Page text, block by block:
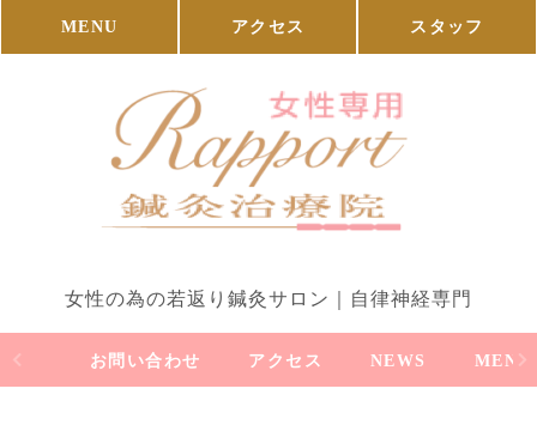
MENU アクセス スタッフ
女性の為の若返り鍼灸サロン｜自律神経専門
お問い合わせ アクセス NEWS MENU